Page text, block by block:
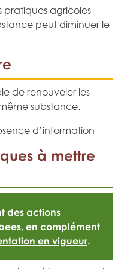
pratiques agricoles
peut diminuer le
de renouveler les
substance.
d’information
à mettre
des actions
en complément
en vigueur.